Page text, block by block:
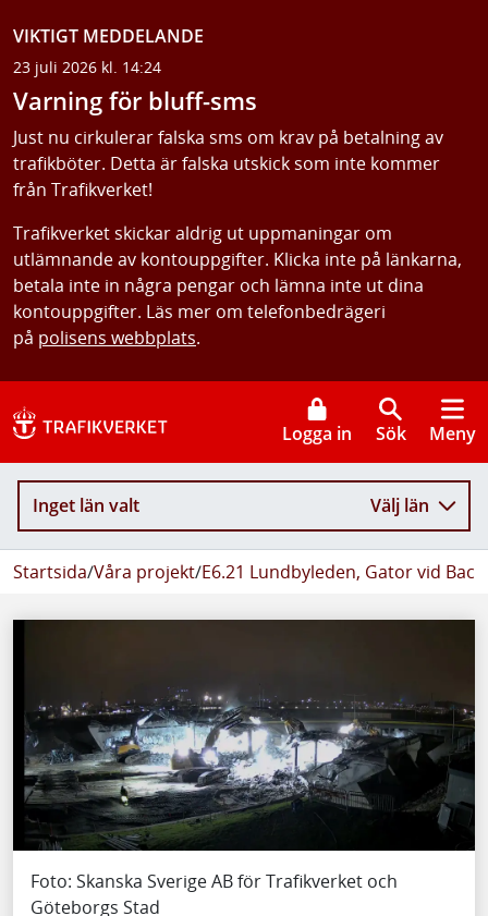
VIKTIGT MEDDELANDE
23 juli 2026 kl. 14:24
Varning för bluff-sms
Just nu cirkulerar falska sms om krav på betalning av
trafikböter. Detta är falska utskick som inte kommer
från Trafikverket!
Trafikverket skickar aldrig ut uppmaningar om
utlämnande av kontouppgifter. Klicka inte på länkarna,
betala inte in några pengar och lämna inte ut dina
kontouppgifter. Läs mer om telefonbedrägeri
på polisens webbplats.
Logga in Sök Meny
Inget län valt Välj län
Startsida/Våra projekt/E6.21 Lundbyleden, Gator vid
Foto: Skanska Sverige AB för Trafikverket och
Göteborgs Stad